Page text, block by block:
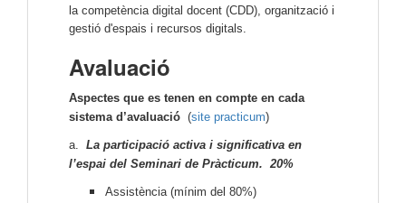
la competència digital docent (CDD), organització i
gestió d'espais i recursos digitals.
Avaluació
Aspectes que es tenen en compte en cada
sistema d’avaluació (site practicum)
a. La participació activa i significativa en
l’espai del Seminari de Pràcticum. 20%
Assistència (mínim del 80%)